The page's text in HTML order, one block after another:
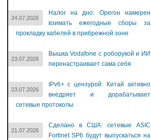
24.07.2026
Налог на дно: Орегон намерен
взимать ежегодные сборы за
прокладку кабелей в прибрежной зоне
23.07.2026
Вышка Vodafone с роборукой и ИИ
перенастраивает сама себя
23.07.2026
IPv6+ с цензурой: Китай активно
внедряет и дорабатывает
сетевые протоколы
21.07.2026
Сделано в США: сетевые ASIC
Fortinet SP6 будут выпускаться на